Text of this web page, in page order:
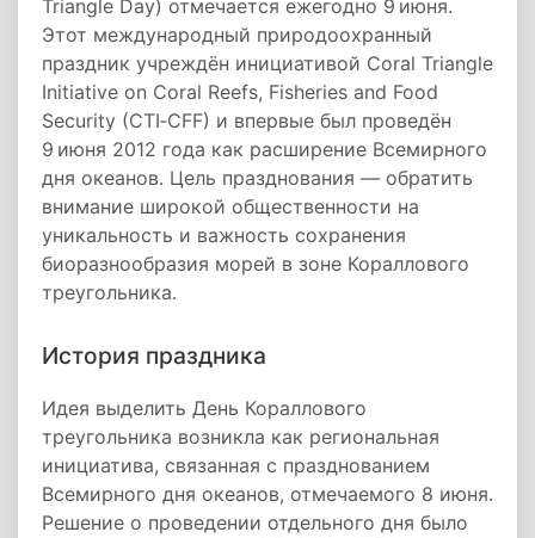
Triangle Day) отмечается ежегодно 9 июня.
Этот международный природоохранный
праздник учреждён инициативой Coral Triangle
Initiative on Coral Reefs, Fisheries and Food
Security (CTI‑CFF) и впервые был проведён
9 июня 2012 года как расширение Всемирного
дня океанов. Цель празднования — обратить
внимание широкой общественности на
уникальность и важность сохранения
биоразнообразия морей в зоне Кораллового
треугольника.
История праздника
Идея выделить День Кораллового
треугольника возникла как региональная
инициатива, связанная с празднованием
Всемирного дня океанов, отмечаемого 8 июня.
Решение о проведении отдельного дня было